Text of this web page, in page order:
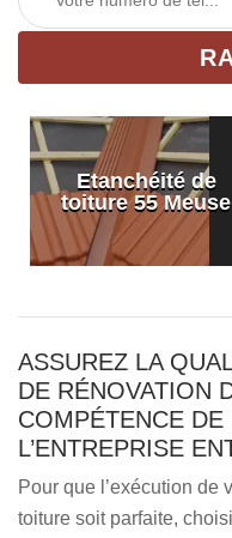
Etanchéité de
toiture 55 Meuse
ASSUREZ LA
DE RÉNOVATION
COMPÉTENCE DE
L’ENTREPRISE
Pour que l’exécution de
toiture soit parfaite,